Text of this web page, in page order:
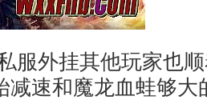
服外挂其他玩家也
减速和魔龙血蛙够大